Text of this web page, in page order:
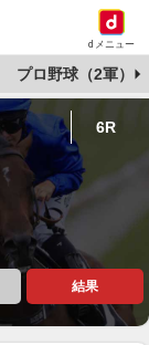
dメニュー
プロ野球（2軍）
6R
結果